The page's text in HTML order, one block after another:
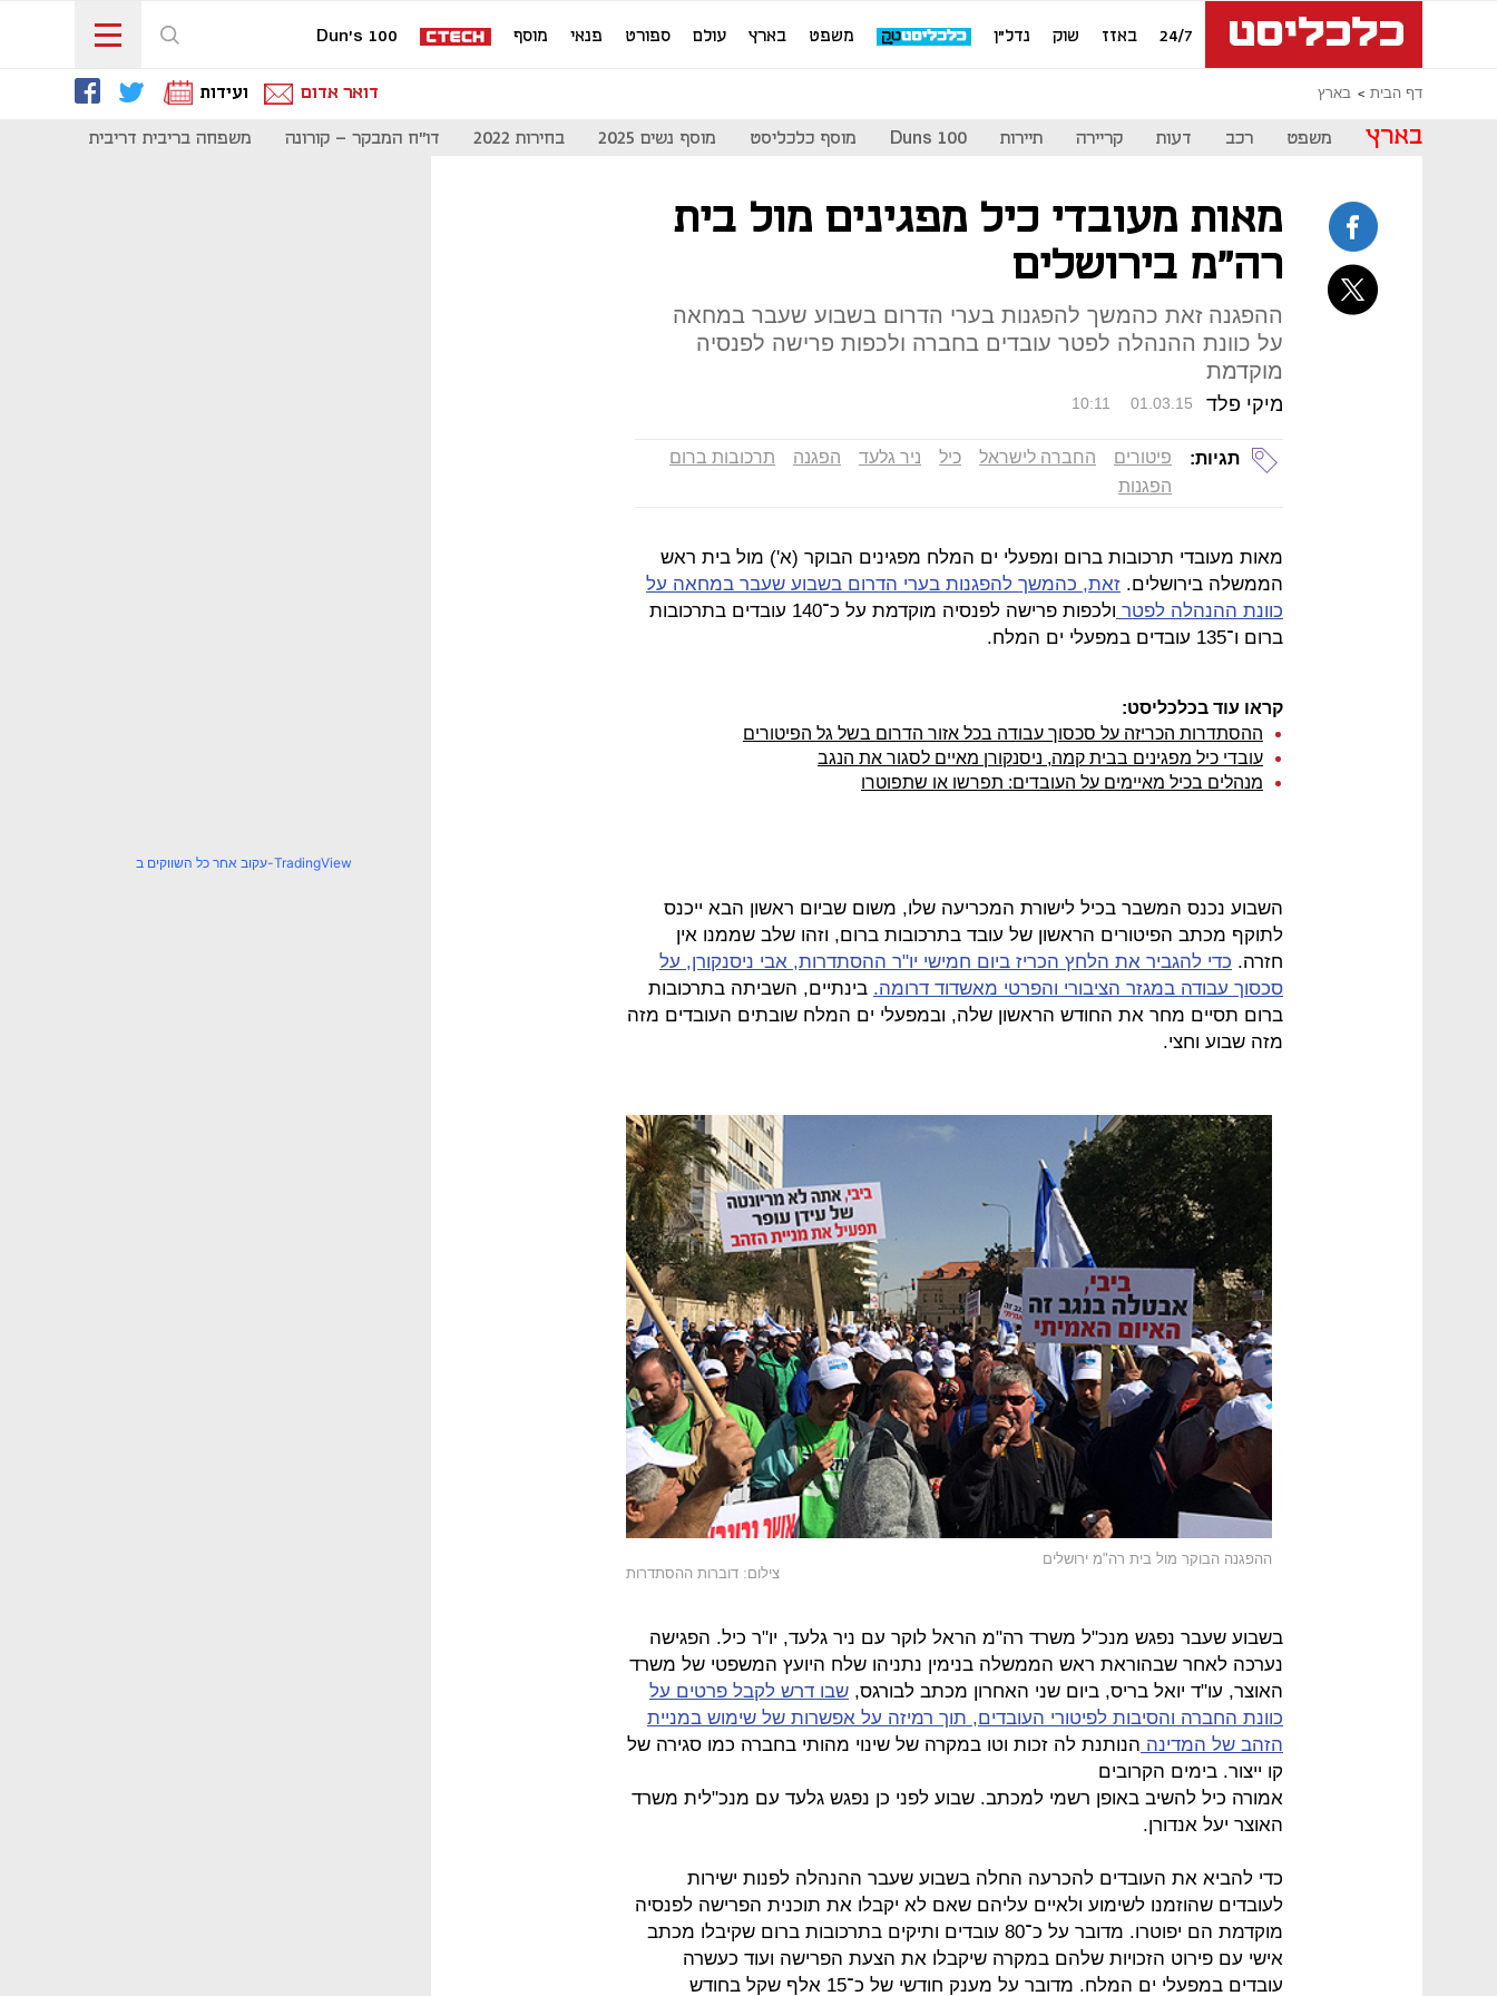
24/7 באזז שוק נדל"ן משפט בארץ עולם ספורט פנאי מוסף Dun's 100
דף הבית בארץ דואר אדום ועידות
בארץ משפט רכב דעות קריירה תיירות Duns 100 מוסף כלכליסט מוסף נשים 2025 בחירות 2022 דו"ח המבקר - קורונה משפחה בריבית דריבית
מאות מעובדי כיל מפגינים מול בית
רה"מ בירושלים
ההפגנה זאת כהמשך להפגנות בערי הדרום בשבוע שעבר במחאה
על כוונת ההנהלה לפטר עובדים בחברה ולכפות פרישה לפנסיה
מוקדמת
מיקי פלד 10:11 01.03.15
תגיות: פיטורים החברה לישראל כיל ניר גלעד הפגנה
תרכובות ברום
הפגנות
מאות מעובדי תרכובות ברום ומפעלי ים המלח מפגינים הבוקר (א') מול בית ראש
הממשלה בירושלים. זאת, כהמשך להפגנות בערי הדרום בשבוע שעבר במחאה על
כוונת ההנהלה לפטר
ולכפות פרישה לפנסיה מוקדמת על כ־140 עובדים בתרכובות
ברום ו־135 עובדים במפעלי ים המלח.
קראו עוד בכלכליסט:
ההסתדרות הכריזה על סכסוך עבודה בכל אזור הדרום בשל גל הפיטורים
עובדי כיל מפגינים בבית קמה, ניסנקורן מאיים לסגור את הנגב
מנהלים בכיל מאיימים על העובדים: תפרשו או שתפוטרו
השבוע נכנס המשבר בכיל לישורת המכריעה שלו, משום שביום ראשון הבא ייכנס
לתוקף מכתב הפיטורים הראשון של עובד בתרכובות ברום, וזהו שלב שממנו אין
חזרה. כדי להגביר את הלחץ הכריז ביום חמישי יו"ר ההסתדרות, אבי ניסנקורן, על
סכסוך עבודה במגזר הציבורי והפרטי מאשדוד דרומה. בינתיים, השביתה בתרכובות
ברום תסיים מחר את החודש הראשון שלה, ובמפעלי ים המלח שובתים העובדים מזה
מזה שבוע וחצי.
ההפגנה הבוקר מול בית רה"מ ירושלים
צילום: דוברות ההסתדרות
בשבוע שעבר נפגש מנכ"ל משרד רה"מ הראל לוקר עם ניר גלעד, יו"ר כיל. הפגישה
נערכה לאחר שבהוראת ראש הממשלה בנימין נתניהו שלח היועץ המשפטי של משרד
האוצר, עו"ד יואל בריס, ביום שני האחרון מכתב לבורגס, שבו דרש לקבל פרטים על
כוונת החברה והסיבות לפיטורי העובדים, תוך רמיזה על אפשרות של שימוש במניית
הזהב של המדינה הנותנת לה זכות וטו במקרה של שינוי מהותי בחברה כמו סגירה של
קו ייצור. בימים הקרובים
אמורה כיל להשיב באופן רשמי למכתב. שבוע לפני כן נפגש גלעד עם מנכ"לית משרד
האוצר יעל אנדורן.
כדי להביא את העובדים להכרעה החלה בשבוע שעבר ההנהלה לפנות ישירות
לעובדים שהוזמנו לשימוע ולאיים עליהם שאם לא יקבלו את תוכנית הפרישה לפנסיה
מוקדמת הם יפוטרו. מדובר על כ־80 עובדים ותיקים בתרכובות ברום שקיבלו מכתב
אישי עם פירוט הזכויות שלהם במקרה שיקבלו את הצעת הפרישה ועוד כעשרה
עובדים במפעלי ים המלח. מדובר על מענק חודשי של כ־15 אלף שקל בחודש
עקוב אחר כל השווקים ב-TradingView